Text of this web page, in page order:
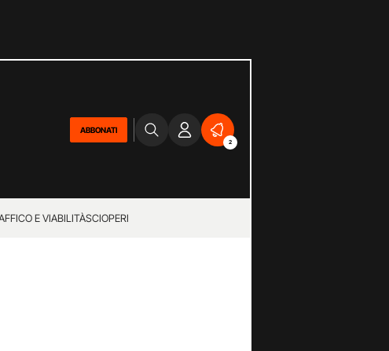
ABBONATI
2
E VIABILITÀSCIOPERI